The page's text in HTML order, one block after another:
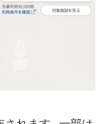
旅行で最大2500ポイ